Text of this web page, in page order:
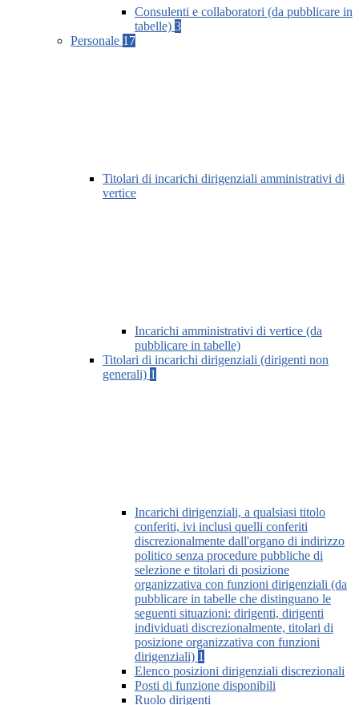
Consulenti e collaboratori (da pubblicare in
tabelle) 3
Personale 17
Titolari di incarichi dirigenziali amministrativi di
vertice
Incarichi amministrativi di vertice (da
pubblicare in tabelle)
Titolari di incarichi dirigenziali (dirigenti non
generali) 1
Incarichi dirigenziali, a qualsiasi titolo
conferiti, ivi inclusi quelli conferiti
discrezionalmente dall'organo di indirizzo
politico senza procedure pubbliche di
selezione e titolari di posizione
organizzativa con funzioni dirigenziali (da
pubblicare in tabelle che distinguano le
seguenti situazioni: dirigenti, dirigenti
individuati discrezionalmente, titolari di
posizione organizzativa con funzioni
dirigenziali) 1
Elenco posizioni dirigenziali discrezionali
Posti di funzione disponibili
Ruolo dirigenti